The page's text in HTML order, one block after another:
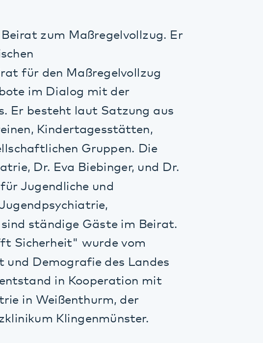
Gruppen. Die
und
Gäste im Beirat.
wurde vom
des Landes
in Kooperation mit
der
Klingenmünster.